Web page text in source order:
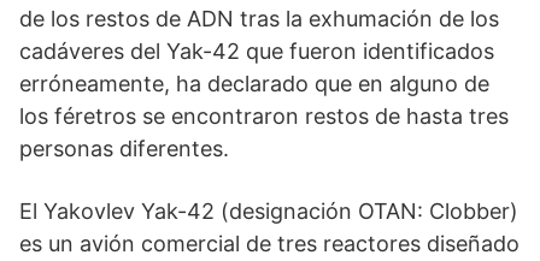
de los restos de ADN tras la exhumación de los
cadáveres del Yak-42 que fueron identificados
erróneamente, ha declarado que en alguno de
los féretros se encontraron restos de hasta tres
personas diferentes.
El Yakovlev Yak-42 (designación OTAN: Clobber)
es un avión comercial de tres reactores diseñado